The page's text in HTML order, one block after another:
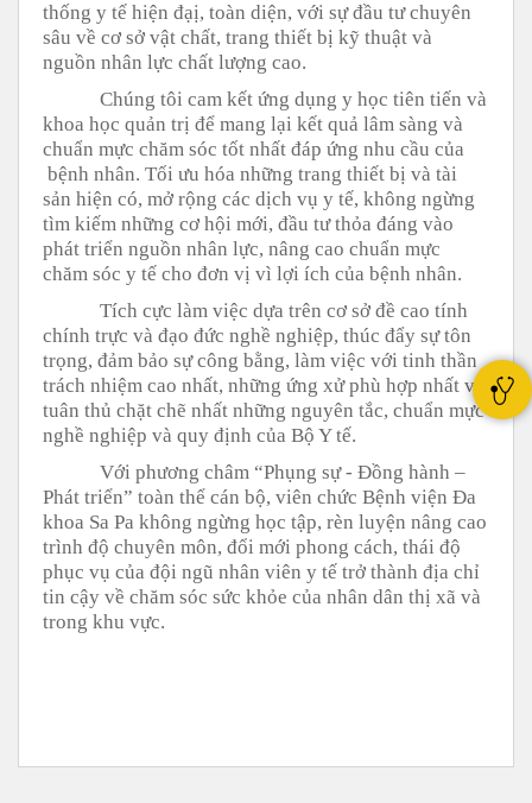
thống y tế hiện đạị, toàn diện, với sự đầu tư chuyên
sâu về cơ sở vật chất, trang thiết bị kỹ thuật và
nguồn nhân lực chất lượng cao.
Chúng tôi cam kết ứng dụng y học tiên tiến và
khoa học quản trị để mang lại kết quả lâm sàng và
chuẩn mực chăm sóc tốt nhất đáp ứng nhu cầu của
bệnh nhân. Tối ưu hóa những trang thiết bị và tài
sản hiện có, mở rộng các dịch vụ y tế, không ngừng
tìm kiếm những cơ hội mới, đầu tư thỏa đáng vào
phát triển nguồn nhân lực, nâng cao chuẩn mực
chăm sóc y tế cho đơn vị vì lợi ích của bệnh nhân.
Tích cực làm việc dựa trên cơ sở đề cao tính
chính trực và đạo đức nghề nghiệp, thúc đẩy sự tôn
trọng, đảm bảo sự công bằng, làm việc với tinh thần
trách nhiệm cao nhất, những ứng xử phù hợp nhất và
tuân thủ chặt chẽ nhất những nguyên tắc, chuẩn mực
nghề nghiệp và quy định của Bộ Y tế.
Với phương châm “Phụng sự - Đồng hành –
Phát triển” toàn thể cán bộ, viên chức Bệnh viện Đa
khoa Sa Pa không ngừng học tập, rèn luyện nâng cao
trình độ chuyên môn, đổi mới phong cách, thái độ
phục vụ của đội ngũ nhân viên y tế trở thành địa chỉ
tin cậy về chăm sóc sức khỏe của nhân dân thị xã và
trong khu vực.